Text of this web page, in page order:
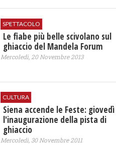
SPETTACOLO
Le fiabe più belle scivolano sul
ghiaccio del Mandela Forum
Mercoledì, 20 Novembre 2013
CULTURA
Siena accende le Feste: giovedì
l'inaugurazione della pista di
ghiaccio
Mercoledì, 30 Novembre 2011